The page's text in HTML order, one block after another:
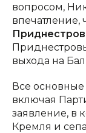
вопросом,
впечатление,
выхода на
Все
включая
заявление, в
Кремля и